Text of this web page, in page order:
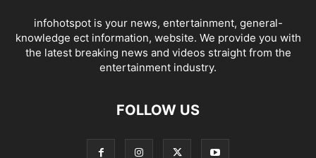
infohotspot is your news, entertainment, general-
knowledge ect information, website. We provide you with
the latest breaking news and videos straight from the
entertainment industry.
FOLLOW US